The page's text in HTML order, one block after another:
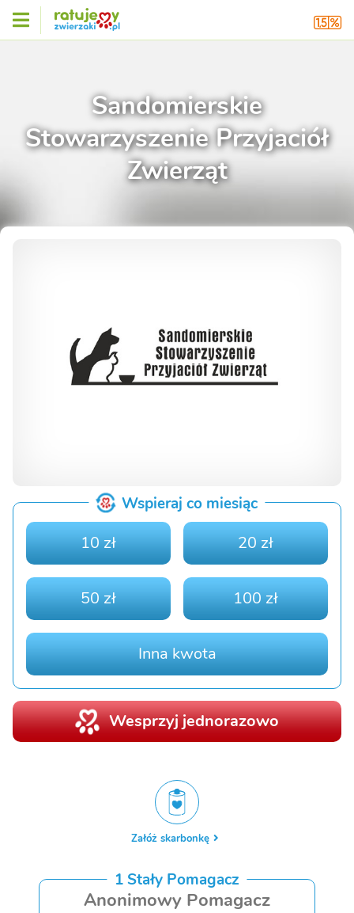
Sandomierskie
Stowarzyszenie Przyjaciół
Zwierząt
Wspieraj co miesiąc
10 zł 20 zł
50 zł 100 zł
Inna kwota
Wesprzyj jednorazowo
Załóż skarbonkę
1 Stały Pomagacz
Anonimowy Pomagacz